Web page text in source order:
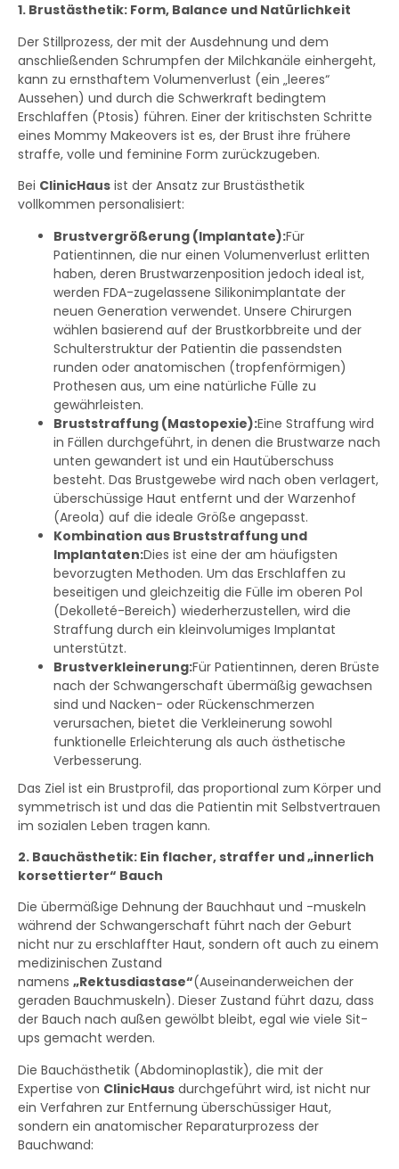
1. Brustästhetik: Form, Balance und Natürlichkeit
Der Stillprozess, der mit der Ausdehnung und dem
anschließenden Schrumpfen der Milchkanäle einhergeht,
kann zu ernsthaftem Volumenverlust (ein „leeres“
Aussehen) und durch die Schwerkraft bedingtem
Erschlaffen (Ptosis) führen. Einer der kritischsten Schritte
eines Mommy Makeovers ist es, der Brust ihre frühere
straffe, volle und feminine Form zurückzugeben.
Bei ClinicHaus ist der Ansatz zur Brustästhetik
vollkommen personalisiert:
Brustvergrößerung (Implantate):Für
Patientinnen, die nur einen Volumenverlust erlitten
haben, deren Brustwarzenposition jedoch ideal ist,
werden FDA-zugelassene Silikonimplantate der
neuen Generation verwendet. Unsere Chirurgen
wählen basierend auf der Brustkorbbreite und der
Schulterstruktur der Patientin die passendsten
runden oder anatomischen (tropfenförmigen)
Prothesen aus, um eine natürliche Fülle zu
gewährleisten.
Bruststraffung (Mastopexie):Eine Straffung wird
in Fällen durchgeführt, in denen die Brustwarze nach
unten gewandert ist und ein Hautüberschuss
besteht. Das Brustgewebe wird nach oben verlagert,
überschüssige Haut entfernt und der Warzenhof
(Areola) auf die ideale Größe angepasst.
Kombination aus Bruststraffung und
Implantaten:Dies ist eine der am häufigsten
bevorzugten Methoden. Um das Erschlaffen zu
beseitigen und gleichzeitig die Fülle im oberen Pol
(Dekolleté-Bereich) wiederherzustellen, wird die
Straffung durch ein kleinvolumiges Implantat
unterstützt.
Brustverkleinerung:Für Patientinnen, deren Brüste
nach der Schwangerschaft übermäßig gewachsen
sind und Nacken- oder Rückenschmerzen
verursachen, bietet die Verkleinerung sowohl
funktionelle Erleichterung als auch ästhetische
Verbesserung.
Das Ziel ist ein Brustprofil, das proportional zum Körper und
symmetrisch ist und das die Patientin mit Selbstvertrauen
im sozialen Leben tragen kann.
2. Bauchästhetik: Ein flacher, straffer und „innerlich
korsettierter“ Bauch
Die übermäßige Dehnung der Bauchhaut und -muskeln
während der Schwangerschaft führt nach der Geburt
nicht nur zu erschlaffter Haut, sondern oft auch zu einem
medizinischen Zustand
namens „Rektusdiastase“(Auseinanderweichen der
geraden Bauchmuskeln). Dieser Zustand führt dazu, dass
der Bauch nach außen gewölbt bleibt, egal wie viele Sit-
ups gemacht werden.
Die Bauchästhetik (Abdominoplastik), die mit der
Expertise von ClinicHaus durchgeführt wird, ist nicht nur
ein Verfahren zur Entfernung überschüssiger Haut,
sondern ein anatomischer Reparaturprozess der
Bauchwand: